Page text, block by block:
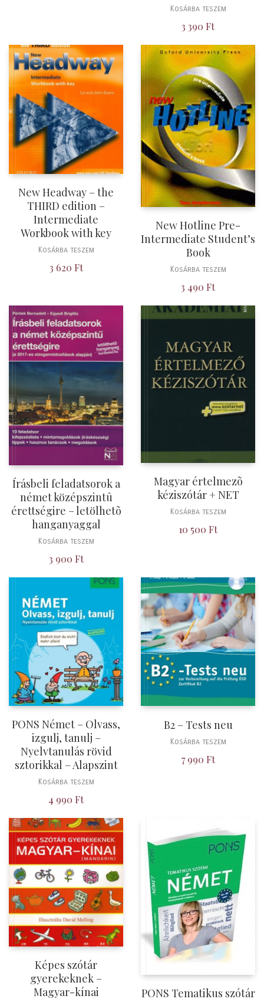
Kosárba teszem
3 390 Ft
New Headway – the
THIRD edition –
Intermediate
Workbook with key
Kosárba teszem
3 620 Ft
New Hotline Pre-
Intermediate Student’s
Book
Kosárba teszem
3 490 Ft
Írásbeli feladatsorok a
német középszintû
érettségire – letölhetõ
hanganyaggal
Kosárba teszem
3 900 Ft
Magyar értelmezõ
kéziszótár + NET
Kosárba teszem
10 500 Ft
PONS Német – Olvass,
izgulj, tanulj –
Nyelvtanulás rövid
sztorikkal – Alapszint
Kosárba teszem
4 990 Ft
B2 – Tests neu
Kosárba teszem
7 990 Ft
Képes szótár
gyerekeknek –
Magyar-kínai
PONS Tematikus szótár